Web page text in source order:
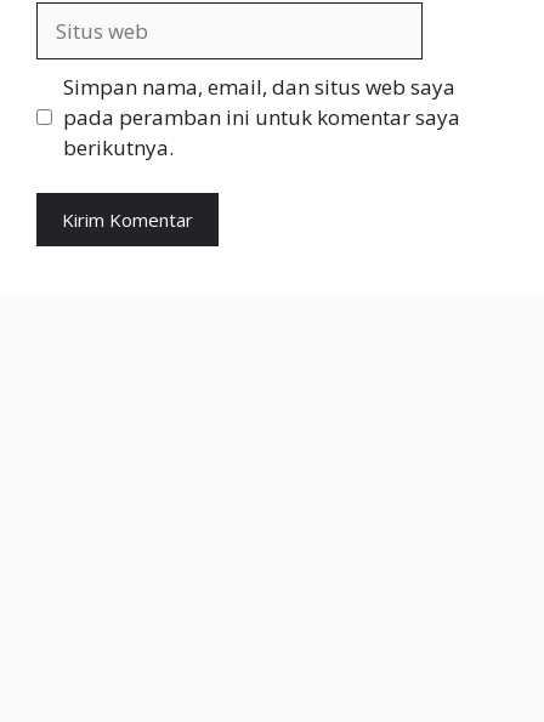
web
Simpan nama, email, dan situs web saya
pada peramban ini untuk komentar saya
berikutnya.